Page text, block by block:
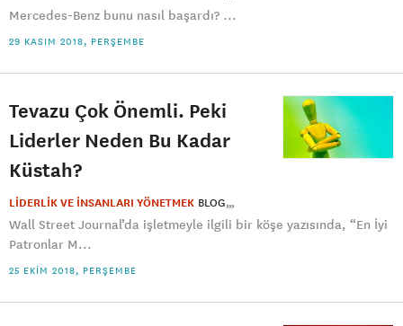
Mercedes-Benz bunu nasıl başardı? ...
29 KASIM 2018, PERŞEMBE
Tevazu Çok Önemli. Peki
Liderler Neden Bu Kadar
Küstah?
LİDERLİK VE İNSANLARI YÖNETMEK BLOG
Wall Street Journal’da işletmeyle ilgili bir köşe yazısında, “En İyi
Patronlar M...
25 EKIM 2018, PERŞEMBE